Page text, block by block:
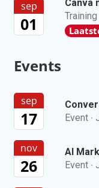
sep
01
Canva
Training
Events
sep
17
Event ·
nov
26
AI
Event ·